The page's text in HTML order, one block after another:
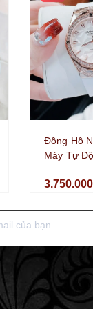
Đồng Hồ
Máy Tự
Trắng Vỏ